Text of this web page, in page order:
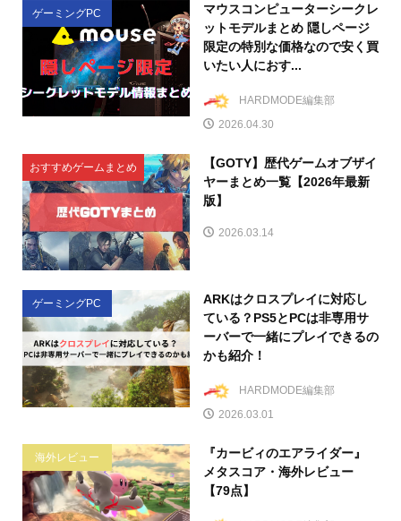
ゲーミングPC
マウスコンピューターシークレ
ットモデルまとめ 隠しページ
限定の特別な価格なので安く買
いたい人におす...
HARDMODE編集部
2026.04.30
おすすめゲームまとめ
【GOTY】歴代ゲームオブザイ
ヤーまとめ一覧【2026年最新
版】
2026.03.14
ゲーミングPC
ARKはクロスプレイに対応し
ている？PS5とPCは非専用サ
ーバーで一緒にプレイできるの
かも紹介！
HARDMODE編集部
2026.03.01
海外レビュー
『カービィのエアライダー』
メタスコア・海外レビュー
【79点】